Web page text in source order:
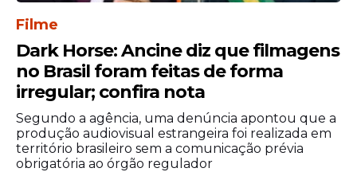
Filme
Dark Horse: Ancine diz que filmagens
no Brasil foram feitas de forma
irregular; confira nota
Segundo a agência, uma denúncia apontou que a
produção audiovisual estrangeira foi realizada em
território brasileiro sem a comunicação prévia
obrigatória ao órgão regulador